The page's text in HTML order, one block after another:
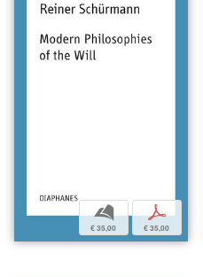
b
€ 35,00
p
€ 35,00